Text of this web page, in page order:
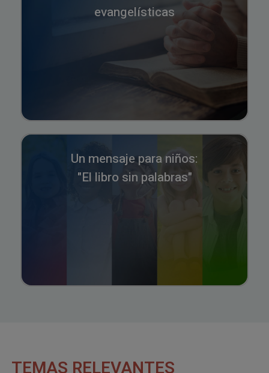
evangelísticas
Un mensaje para niños:
"El libro sin palabras"